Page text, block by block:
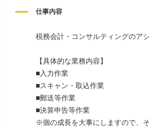
仕事内容
税務会計・コンサルティングのア
【具体的な業務内容】
■入力作業
■スキャン・取込作業
■郵送等作業
■決算申告等作業
※個の成長を大事にしますので、